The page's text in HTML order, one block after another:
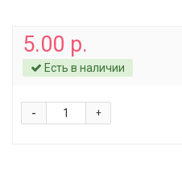
5.00 р.
Есть в наличии
+
-